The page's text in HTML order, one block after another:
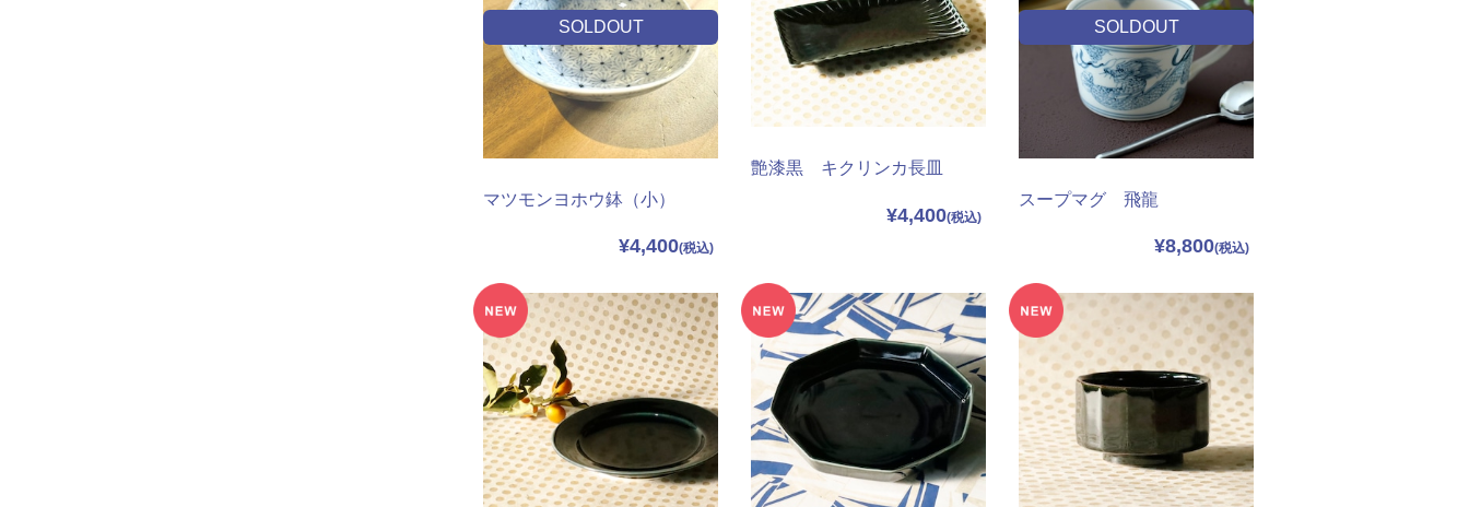
SOLDOUT
マツモンヨホウ鉢（小）
¥4,400
艶漆黒 キクリンカ長皿
¥4,400
SOLDOUT
スープマグ 飛龍
¥8,800